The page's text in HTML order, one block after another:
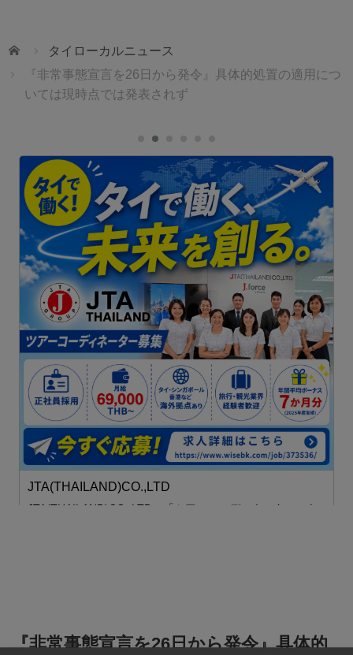
ホーム
タイローカルニュース
『非常事態宣言を26日から発令』具体的処置の適用につ
いては現時点では発表されず
JTA(THAILAND)CO.,LTD
JTA(THAILAND)CO.,LTDの「ツアーコーディネーター」を
『非常事態宣言を26日から発令』具体的